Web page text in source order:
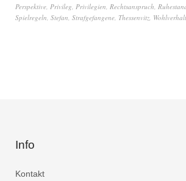
Perspektive, Privileg, Privilegien, Rechtsanspruch,
Spielregeln, Stefan, Strafgefangene, Thessenvitz,
Info
Kontakt